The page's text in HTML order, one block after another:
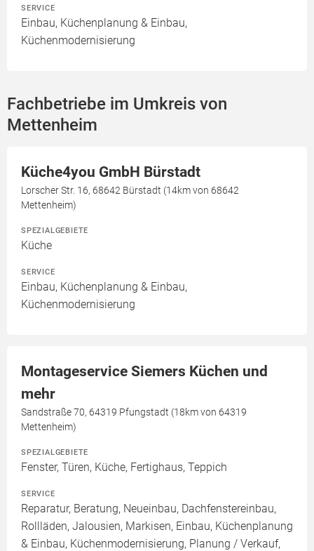
SERVICE
Einbau, Küchenplanung & Einbau,
Küchenmodernisierung
Fachbetriebe im Umkreis von
Mettenheim
Küche4you GmbH Bürstadt
Lorscher Str. 16, 68642 Bürstadt (14km von 68642
Mettenheim)
SPEZIALGEBIETE
Küche
SERVICE
Einbau, Küchenplanung & Einbau,
Küchenmodernisierung
Montageservice Siemers Küchen und
mehr
Sandstraße 70, 64319 Pfungstadt (18km von 64319
Mettenheim)
SPEZIALGEBIETE
Fenster, Türen, Küche, Fertighaus, Teppich
SERVICE
Reparatur, Beratung, Neueinbau, Dachfenstereinbau,
Rollläden, Jalousien, Markisen, Einbau, Küchenplanung
& Einbau, Küchenmodernisierung, Planung / Verkauf,